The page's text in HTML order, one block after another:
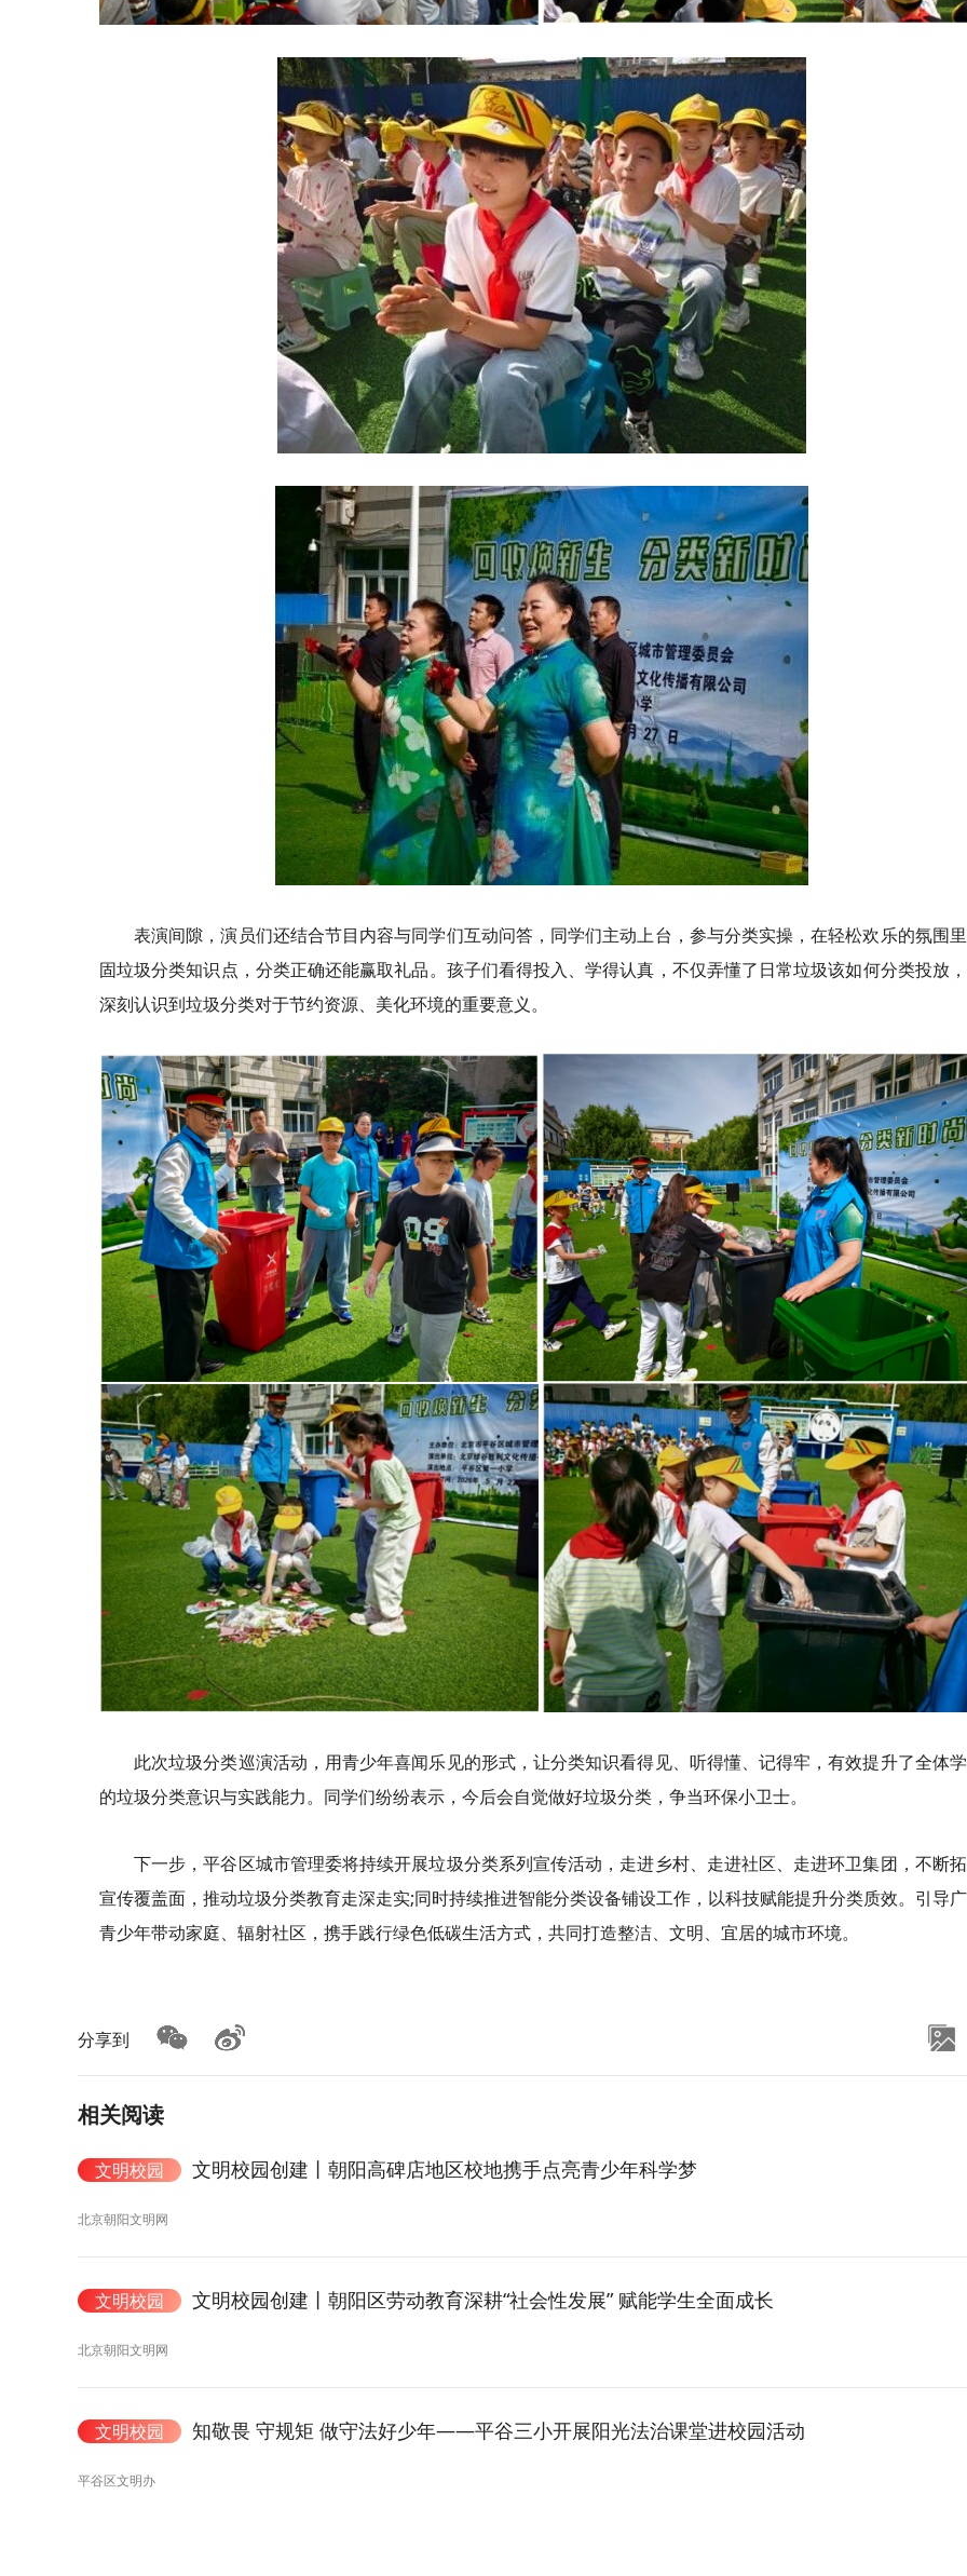
表演间隙，演员们还结合节目内容与同学们互动问答，同学们主动上台，参与分类实操，在轻松欢乐的氛围
固垃圾分类知识点，分类正确还能赢取礼品。孩子们看得投入、学得认真，不仅弄懂了日常垃圾该如何分类投放
深刻认识到垃圾分类对于节约资源、美化环境的重要意义。
此次垃圾分类巡演活动，用青少年喜闻乐见的形式，让分类知识看得见、听得懂、记得牢，有效提升了全体
的垃圾分类意识与实践能力。同学们纷纷表示，今后会自觉做好垃圾分类，争当环保小卫士。
下一步，平谷区城市管理委将持续开展垃圾分类系列宣传活动，走进乡村、走进社区、走进环卫集团，不断
宣传覆盖面，推动垃圾分类教育走深走实;同时持续推进智能分类设备铺设工作，以科技赋能提升分类质效。引导
青少年带动家庭、辐射社区，携手践行绿色低碳生活方式，共同打造整洁、文明、宜居的城市环境。
分享到
相关阅读
文明校园 文明校园创建丨朝阳高碑店地区校地携手点亮青少年科学梦
北京朝阳文明网
文明校园 文明校园创建丨朝阳区劳动教育深耕“社会性发展” 赋能学生全面成长
北京朝阳文明网
文明校园 知敬畏 守规矩 做守法好少年——平谷三小开展阳光法治课堂进校园活动
平谷区文明办